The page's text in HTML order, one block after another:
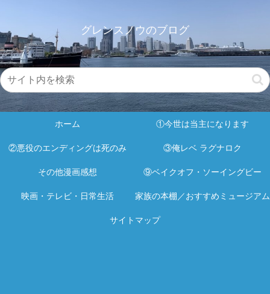
グレンスノウのブログ
ホーム ①今世は当主になります
②悪役のエンディングは死のみ ③俺レベ ラグナロク
その他漫画感想 ⑨ベイクオフ・ソーイングビー
映画・テレビ・日常生活 家族の本棚／おすすめミュージアム
サイトマップ